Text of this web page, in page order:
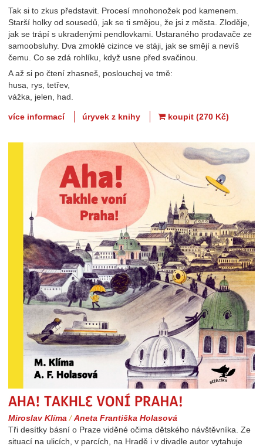
Tak si to zkus představit. Procesí mnohonožek pod kamenem.
Starší holky od sousedů, jak se ti smějou, že jsi z města. Zloděje,
jak se trápí s ukradenými pendlovkami. Ustaraného prodavače ze
samoobsluhy. Dva zmoklé cizince ve stáji, jak se smějí a nevíš
čemu. Co se zdá rohlíku, když usne před svačinou.
A až si po čtení zhasneš, poslouchej ve tmě:
husa, rys, tetřev,
vážka, jelen, had.
více informací úryvek z knihy koupit (270 Kč)
Miroslav Klíma /Aneta Františka Holasová
Tři desítky básní o Praze viděné očima dětského návštěvníka. Ze
situací na ulicích, v parcích, na Hradě i v divadle autor vytahuje